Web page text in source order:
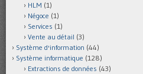
HLM (1)
Négoce (1)
Services (1)
Vente au détail (3)
Système d'information (44)
Système informatique (128)
Extractions de données (43)